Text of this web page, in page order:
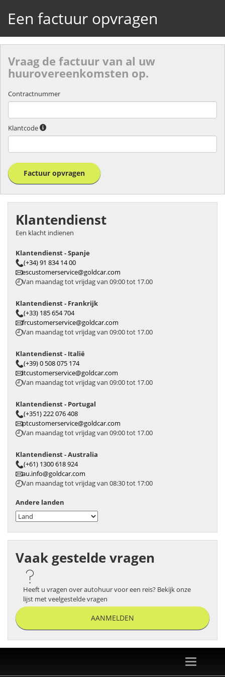
Een factuur opvragen
Vraag de factuur van al uw
huurovereenkomsten op.
Contractnummer
Klantcode
Factuur opvragen
Klantendienst
Een klacht indienen
Klantendienst - Spanje
(+34) 91 834 14 00
escustomerservice@goldcar.com
Van maandag tot vrijdag van 09:00 tot 17.00
Klantendienst - Frankrijk
(+33) 185 654 704
frcustomerservice@goldcar.com
Van maandag tot vrijdag van 09:00 tot 17.00
Klantendienst - Italië
(+39) 0 508 075 174
itcustomerservice@goldcar.com
Van maandag tot vrijdag van 09:00 tot 17.00
Klantendienst - Portugal
(+351) 222 076 408
ptcustomerservice@goldcar.com
Van maandag tot vrijdag van 09:00 tot 17.00
Klantendienst - Australia
(+61) 1300 618 924
au.info@goldcar.com
Van maandag tot vrijdag van 08:30 tot 17:00
Andere landen
Vaak gestelde vragen
Heeft u vragen over autohuur voor een reis? Bekijk onze
lijst met veelgestelde vragen
AANMELDEN
Toggle